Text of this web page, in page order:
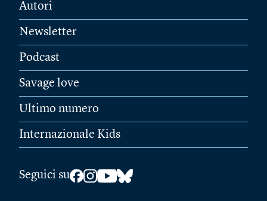
Autori
Newsletter
Podcast
Savage love
Ultimo numero
Internazionale Kids
Seguici su